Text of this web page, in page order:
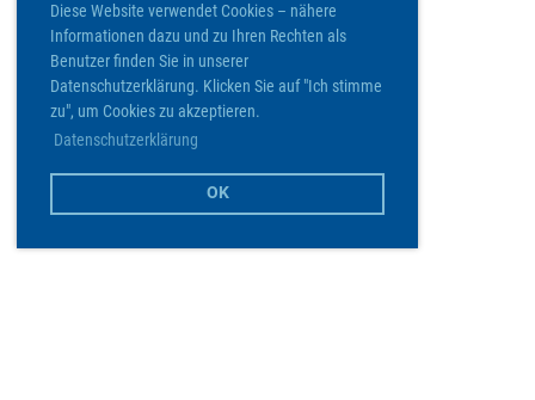
Diese Website verwendet Cookies – nähere
Informationen dazu und zu Ihren Rechten als
Benutzer finden Sie in unserer
Datenschutzerklärung. Klicken Sie auf "Ich stimme
zu", um Cookies zu akzeptieren.
Datenschutzerklärung
OK